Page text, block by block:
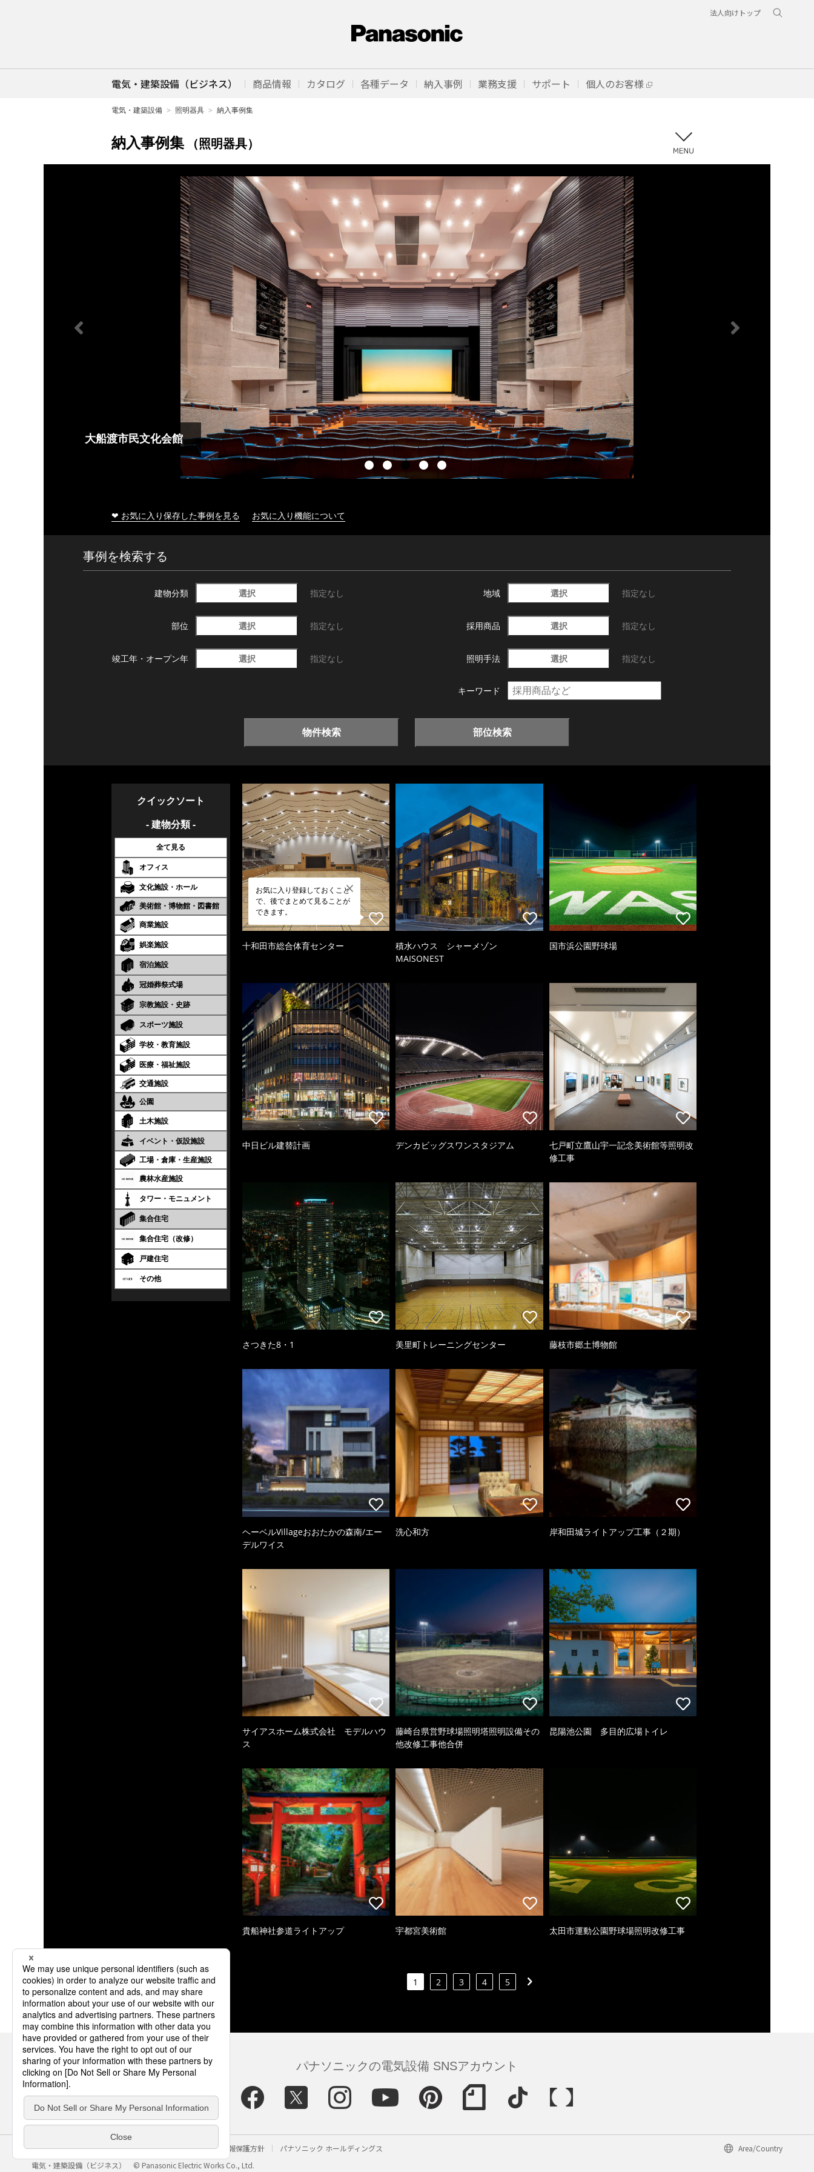
法人向けトップ
電気・建築設備（ビジネス） 商品情報 カタログ 各種データ 納入事例 業務支援 サポート 個人のお客様
電気・建築設備 照明器具 納入事例集
納入事例集 （照明器具）
大船渡市民文化会館
❤ お気に入り保存した事例を見る お気に入り機能について
事例を検索する
建物分類 選択 指定なし 地域 選択 指定なし
部位 選択 指定なし 採用商品 選択 指定なし
竣工年・ オープン年 選択 指定なし 照明手法 選択 指定なし
キーワード
物件検索 部位検索
クイックソート
- 建物分類 -
全て見る
オフィス
文化施設・ホール
美術館・博物館・図書館
商業施設
娯楽施設
宿泊施設
冠婚葬祭式場
宗教施設・史跡
スポーツ施設
学校・教育施設
医療・福祉施設
交通施設
公園
土木施設
イベント・仮設施設
工場・倉庫・生産施設
農林水産施設
タワー・モニュメント
集合住宅
集合住宅（改修）
戸建住宅
その他
お気に入り登録しておくこと
で、後でまとめて見ることが
できます。
十和田市総合体育センター
積水ハウス シャーメゾン
MAISONEST
国市浜公園野球場
中日ビル建替計画 デンカビッグスワンスタジアム
七戸町立鷹山宇一記念美術館等照明改
修工事
さつきた8・1 美里町トレーニングセンター 藤枝市郷土博物館
ヘーベルVillageおおたかの森南/エー
デルワイス
洗心和方 岸和田城ライトアップ工事（２期）
サイアスホーム株式会社 モデルハウ
ス
藤崎台県営野球場照明塔照明設備その
他改修工事他合併
昆陽池公園 多目的広場トイレ
貴船神社参道ライトアップ 宇都宮美術館 太田市運動公園野球場照明改修工事
1 2 3 4 5
パナソニックの電気設備 SNSアカウント
サイトのご利用にあたって クッキーポリシー 個人情報保護方針 パナソニック ホールディングス
Area/Country
電気・建築設備（ビジネス）
© Panasonic Electric Works Co., Ltd.